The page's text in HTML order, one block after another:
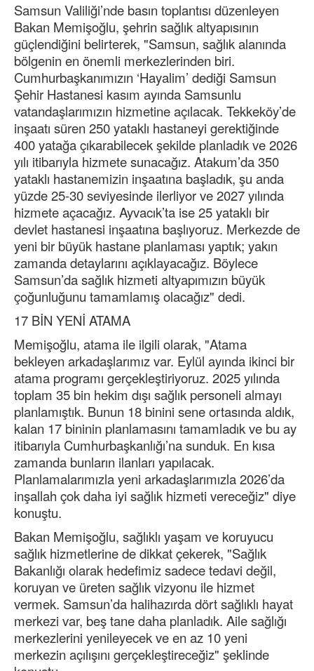
Samsun Valiliği’nde basın toplantısı düzenleyen
Bakan Memişoğlu, şehrin sağlık altyapısının
güçlendiğini belirterek, "Samsun, sağlık alanında
bölgenin en önemli merkezlerinden biri.
Cumhurbaşkanımızın ‘Hayalim’ dediği Samsun
Şehir Hastanesi kasım ayında Samsunlu
vatandaşlarımızın hizmetine açılacak. Tekkeköy’de
inşaatı süren 250 yataklı hastaneyi gerektiğinde
400 yatağa çıkarabilecek şekilde planladık ve 2026
yılı itibarıyla hizmete sunacağız. Atakum’da 350
yataklı hastanemizin inşaatına başladık, şu anda
yüzde 25-30 seviyesinde ilerliyor ve 2027 yılında
hizmete açacağız. Ayvacık’ta ise 25 yataklı bir
devlet hastanesi inşaatına başlıyoruz. Merkezde de
yeni bir büyük hastane planlaması yaptık; yakın
zamanda detaylarını açıklayacağız. Böylece
Samsun’da sağlık hizmeti altyapımızın büyük
çoğunluğunu tamamlamış olacağız" dedi.
17 BİN YENİ ATAMA
Memişoğlu, atama ile ilgili olarak, "Atama
bekleyen arkadaşlarımız var. Eylül ayında ikinci bir
atama programı gerçekleştiriyoruz. 2025 yılında
toplam 35 bin hekim dışı sağlık personeli almayı
planlamıştık. Bunun 18 binini sene ortasında aldık,
kalan 17 bininin planlamasını tamamladık ve bu ay
itibarıyla Cumhurbaşkanlığı’na sunduk. En kısa
zamanda bunların ilanları yapılacak.
Planlamalarımızla yeni arkadaşlarımızla 2026’da
inşallah çok daha iyi sağlık hizmeti vereceğiz" diye
konuştu.
Bakan Memişoğlu, sağlıklı yaşam ve koruyucu
sağlık hizmetlerine de dikkat çekerek, "Sağlık
Bakanlığı olarak hedefimiz sadece tedavi değil,
koruyan ve üreten sağlık vizyonu ile hizmet
vermek. Samsun’da halihazırda dört sağlıklı hayat
merkezi var, beş tane daha planladık. Aile sağlığı
merkezlerini yenileyecek ve en az 10 yeni
merkezin açılışını gerçekleştireceğiz" şeklinde